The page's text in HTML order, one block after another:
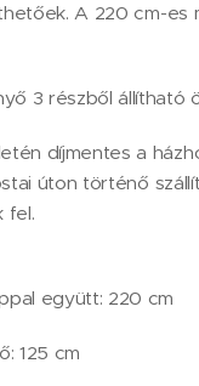
A 220 cm-es
3 részből állítható
díjmentes a
úton történő
fel.
együtt: 220 cm
125 cm